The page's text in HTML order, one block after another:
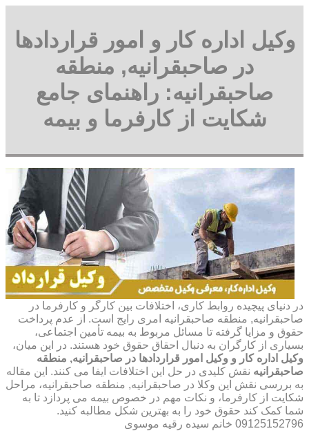
وکیل اداره کار و امور قراردادها
در صاحبقرانیه, منطقه
صاحبقرانیه: راهنمای جامع
شکایت از کارفرما و بیمه
در دنیای پیچیده روابط کاری، اختلافات بین کارگر و کارفرما در
صاحبقرانیه, منطقه صاحبقرانیه امری رایج است. از عدم پرداخت
حقوق و مزایا گرفته تا مسائل مربوط به بیمه تأمین اجتماعی،
بسیاری از کارگران به دنبال احقاق حقوق خود هستند. در این میان،
وکیل اداره کار و وکیل امور قراردادها در صاحبقرانیه, منطقه
صاحبقرانیه نقش کلیدی در حل این اختلافات ایفا می کنند. این مقاله
به بررسی نقش این وکلا در صاحبقرانیه, منطقه صاحبقرانیه، مراحل
شکایت از کارفرما، و نکات مهم در خصوص بیمه می پردازد تا به
شما کمک کند حقوق خود را به بهترین شکل مطالبه کنید.
09125152796 خانم سیده رقیه موسوی